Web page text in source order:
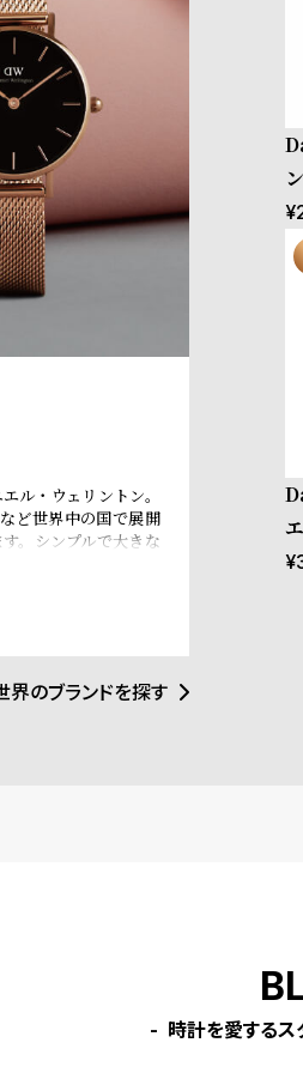
ル・ウェリントン。
ど世界中の国で展開
。シンプルで大きな
ウォッチ界に革命を
なデザインとイギリ
ニマリズムが時代を
界のブランドを探す
¥
¥
時計を愛するス